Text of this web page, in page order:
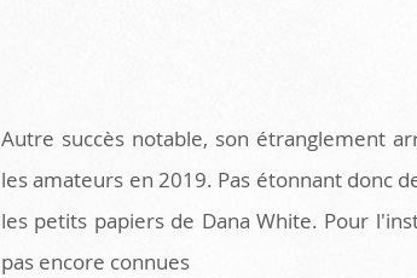
Autre succès notable, son étranglement
les amateurs en 2019. Pas étonnant donc
les petits papiers de Dana White. Pour
pas encore connues